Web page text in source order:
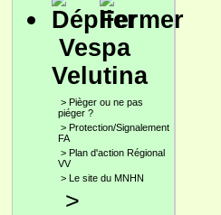
Vespa
Velutina
> Pièger ou ne pas
piéger ?
> Protection/Signalement
FA
> Plan d'action Régional
VV
> Le site du MNHN
>